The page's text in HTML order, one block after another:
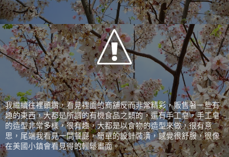
我繼續往裡頭鑽，看見裡面的商舖反而非常精彩，販售著一些有
趣的東西，大都是所謂的有機食品之類的，還有手工皂，手工皂
的造型非常多樣，很有趣，大都是以食物的造型來做，很有意
思，尾端我看見一間餐廳，簡單的設計裝潢，感覺很舒服，很像
在美國小鎮會看見得的輕鬆畫面。